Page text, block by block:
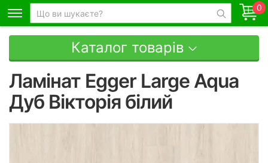
0
Каталог товарів
Ламінат Egger Large Aqua
Дуб Вікторія білий